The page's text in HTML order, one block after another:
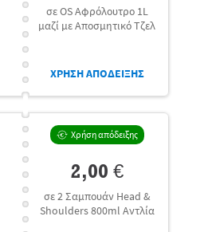
σε OS Αφρόλουτρο 1L
μαζί με Αποσμητικό Τζελ
ΧΡΗΣΗ ΑΠΟΔΕΙΞΗΣ
Χρήση απόδειξης
2,00 €
σε 2 Σαμπουάν Head &
Shoulders 800ml Αντλία